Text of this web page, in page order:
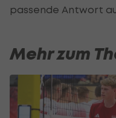
passende Antwort
Mehr zum